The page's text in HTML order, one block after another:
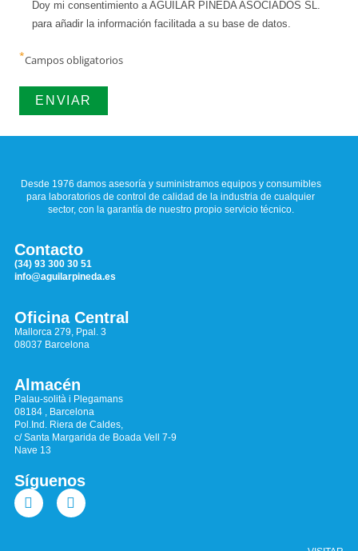
Doy mi consentimiento a AGUILAR PINEDA ASOCIADOS SL.
para añadir la información facilitada a su base de datos.
*Campos obligatorios
Desde 1976 damos asesoría y suministramos equipos y consumibles
para laboratorios de control de calidad de la industria de cualquier
sector, con la garantía de nuestro propio servicio técnico.
Contacto
(34) 93 300 30 51
info@aguilarpineda.es
Oficina Central
Mallorca 279, Ppal. 3
08037 Barcelona
Almacén
Palau-solità i Plegamans
08184 , Barcelona
Pol.Ind. Riera de Caldes,
c/ Santa Margarida de Boada Vell 7-9
Nave 13
Síguenos